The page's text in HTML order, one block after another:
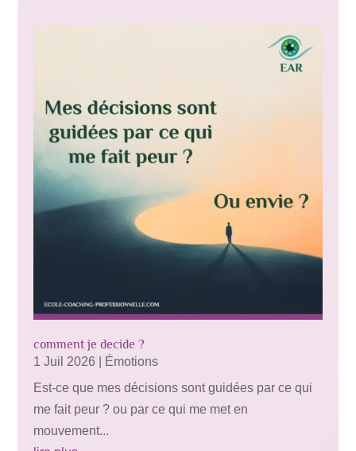
comment je decide ?
1 Juil 2026
Émotions
Est-ce que mes décisions sont guidées par ce qui
me fait peur ? ou par ce qui me met en
mouvement...